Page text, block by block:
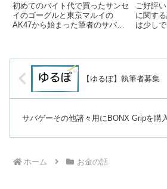
初めてのバイト代で買ったサンセ
イのゴーグルと東京マルイの
AK47から始まった筆者のサバゲ
ススメ、とか初心者にオススメ、
と...
ご好評
に関す
は少し
ク...
【ゆるぼ】執筆者募集
サバゲーその他諸々用にBONX Gripを購
ホーム お金の話